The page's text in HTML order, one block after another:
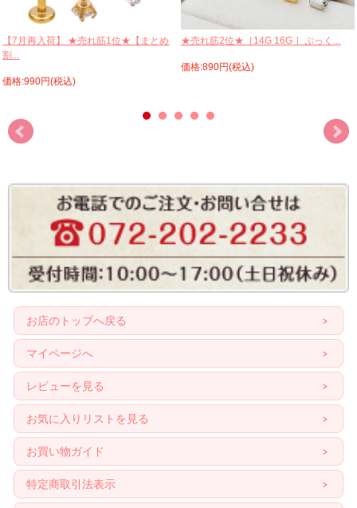
【7月再入荷】 ★売れ筋1位★【まとめ
割...
価格:990円(税込)
★売れ筋2位★［14G 16G ］ぷっく...
価格:890円(税込)
お店のトップへ戻る
マイページへ
レビューを見る
お気に入りリストを見る
お買い物ガイド
特定商取引法表示